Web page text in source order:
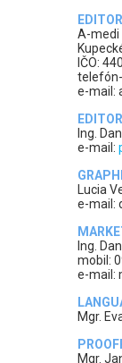
A-medi
IČO:
e-mail:
Ing.
e-mail:
Lucia
e-mail:
Ing.
mobil:
e-mail:
Mgr.
Mgr.